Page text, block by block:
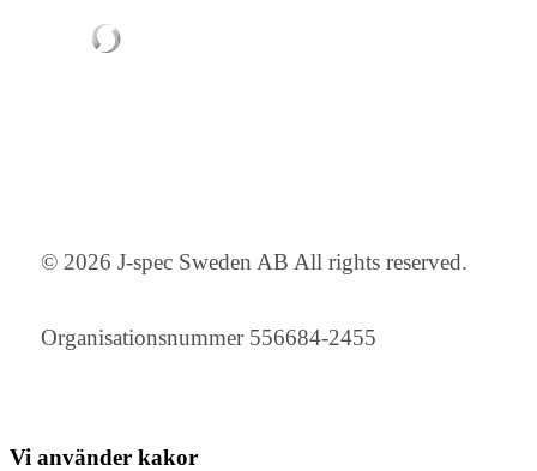
© 2026 J-spec Sweden AB All rights reserved.
Organisationsnummer 556684-2455
Vi använder kakor